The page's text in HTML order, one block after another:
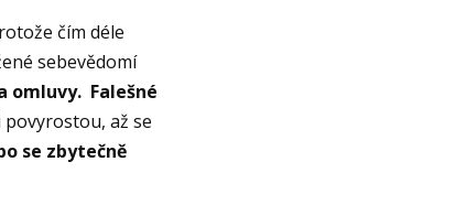
čím déle
sebevědomí
omluvy. Falešné
povyrostou, až se
se zbytečně